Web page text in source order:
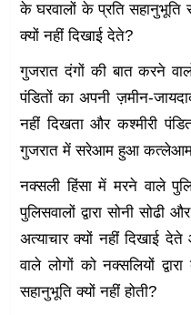
के घरवालों के प्रति
क्यों नहीं दिखाई देते?
गुजरात दंगों की बात करने
पंडितों का अपनी ज़मीन-
नहीं दिखता और कश्मीरी
गुजरात में सरेआम हुआ कत्लेआम
नक्सली हिंसा में मरने वाले
पुलिसवालों द्वारा सोनी सोढी
अत्याचार क्यों नहीं दिखाई
वाले लोगों को नक्सलियों
सहानुभूति क्यों नहीं होती?